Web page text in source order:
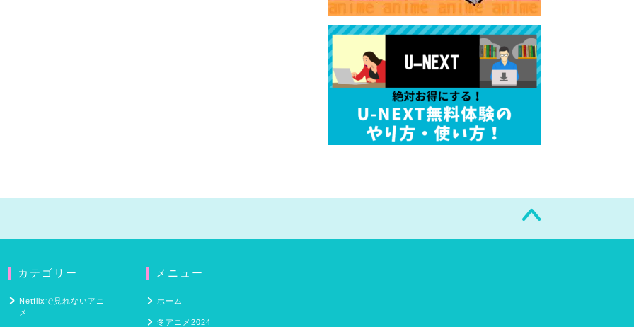
カテゴリー
Netflixで見れないアニ
メ
メニュー
ホーム
冬アニメ2024